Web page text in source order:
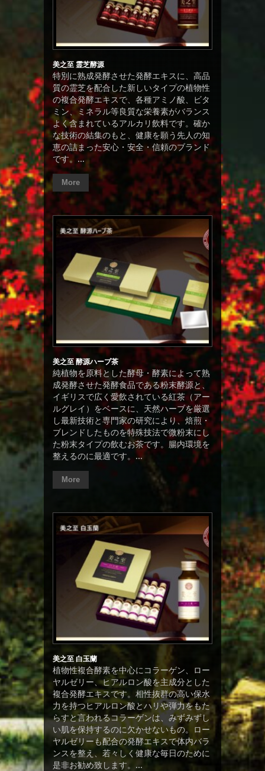
美之至 霊芝酵源
特別に熟成発酵させた発酵エキスに、高品
質の霊芝を配合した新しいタイプの植物性
の複合発酵エキスで、各種アミノ酸、ビタ
ミン、ミネラル等良質な栄養素がバランス
よく含まれているアルカリ飲料です。確か
な技術の結集のもと、健康を願う先人の知
恵の詰まった安心・安全・信頼のブランド
です。...
More
美之至 酵源ハーブ茶
純植物を原料とした酵母・酵素によって熟
成発酵させた発酵食品である粉末酵源と、
イギリスで広く愛飲されている紅茶（アー
ルグレイ）をベースに、天然ハーブを厳選
し最新技術と専門家の研究により、焙煎・
ブレンドしたものを特殊技法で微粉末にし
た粉末タイプの飲むお茶です。腸内環境を
整えるのに最適です。...
More
美之至 白玉蘭
植物性複合酵素を中心にコラーゲン、ロー
ヤルゼリー、ヒアルロン酸を主成分とした
複合発酵エキスです。相性抜群の高い保水
力を持つヒアルロン酸とハリや弾力をもた
らすと言われるコラーゲンは、みずみずし
い肌を保持するのに欠かせないもの。ロー
ヤルゼリーも配合の発酵エキスで体内バラ
ンスを整え、若々しく健康な毎日のために
是非お勧め致します。...